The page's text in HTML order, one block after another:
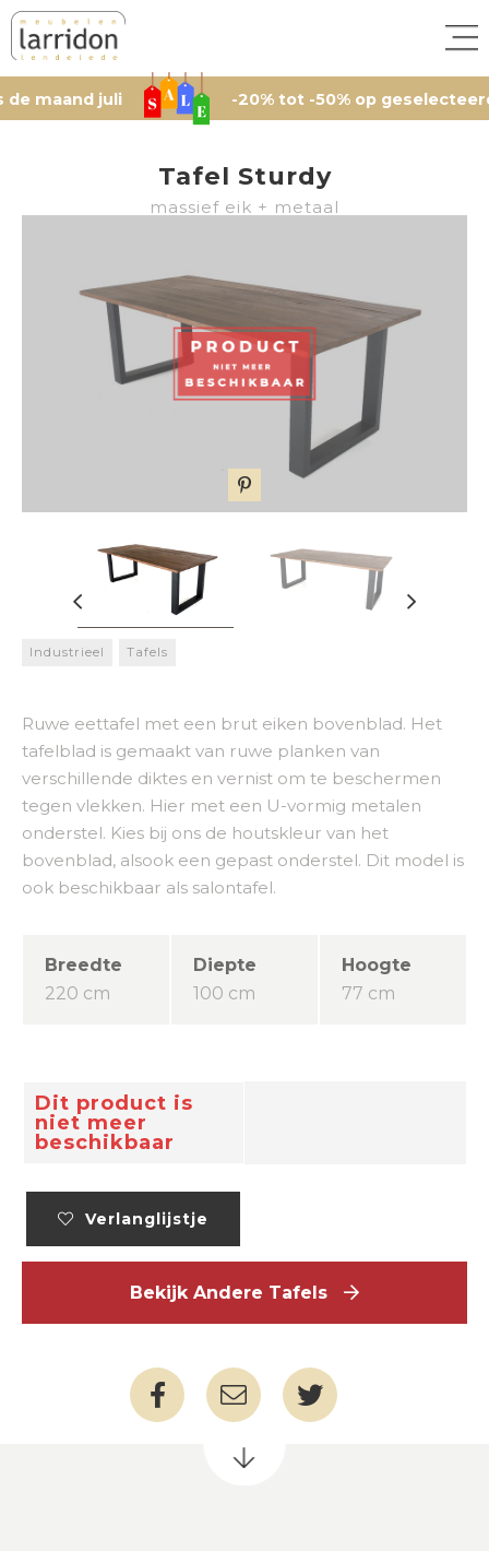
juli -20% tot -50% op geselecteerde
Tafel Sturdy
massief eik + metaal
Industrieel Tafels
Ruwe eettafel met een brut eiken bovenblad. Het
tafelblad is gemaakt van ruwe planken van
verschillende diktes en vernist om te beschermen
tegen vlekken. Hier met een U-vormig metalen
onderstel. Kies bij ons de houtskleur van het
bovenblad, alsook een gepast onderstel. Dit model is
ook beschikbaar als salontafel.
Breedte
220 cm
Diepte
100 cm
Hoogte
77 cm
Dit product is
niet meer
beschikbaar
Verlanglijstje
Bekijk Andere Tafels